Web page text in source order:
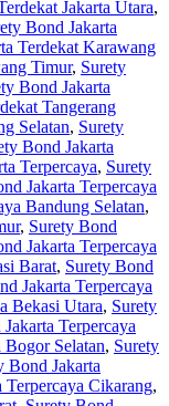
Jakarta Utara,
Bond Jakarta
Terdekat Karawang
Timur, Surety
Bond Jakarta
Tangerang
Selatan, Surety
Bond Jakarta
Terpercaya, Surety
Jakarta Terpercaya
Bandung Selatan,
, Surety Bond
Jakarta Terpercaya
Barat, Surety Bond
Jakarta Terpercaya
Bekasi Utara, Surety
Terpercaya
Bogor Selatan, Surety
Bond Jakarta
Terpercaya Cikarang,